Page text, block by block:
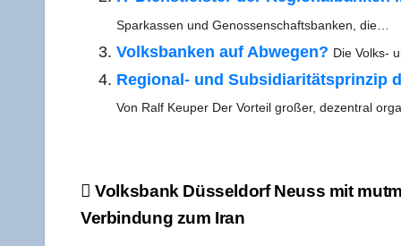
Spar­kas­sen und Genos­sen­schafts­ban­ken, die…
Volks­ban­ken auf Abwe­gen? Die Volks-
Regio­nal- und Sub­si­dia­ri­täts­prin­zip
Von Ralf Keu­per Der Vor­teil gro­ßer, dezen­tral
Beitragsnavigation
Volks­bank Düs­sel­dorf Neuss mit
Ver­bin­dung zum Iran